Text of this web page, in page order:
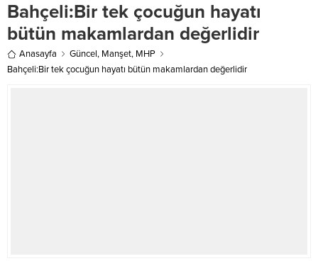
Bahçeli:Bir tek çocuğun hayatı
bütün makamlardan değerlidir
Anasayfa Güncel, Manşet, MHP
Bahçeli:Bir tek çocuğun hayatı bütün makamlardan değerlidir